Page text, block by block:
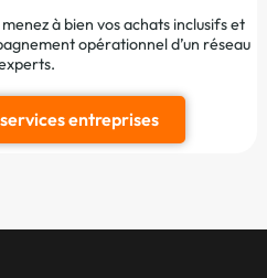
à bien vos achats inclusifs et
opérationnel d’un réseau
entreprises